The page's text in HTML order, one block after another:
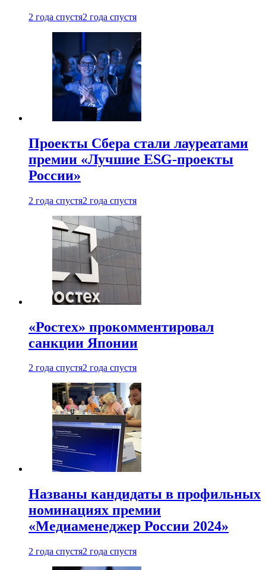
2 года спустя2 года спустя
Проекты Сбера стали лауреатами
премии «Лучшие ESG-проекты
России»
2 года спустя2 года спустя
«Ростех» прокомментировал
санкции Японии
2 года спустя2 года спустя
Названы кандидаты в профильных
номинациях премии
«Медиаменеджер России 2024»
2 года спустя2 года спустя